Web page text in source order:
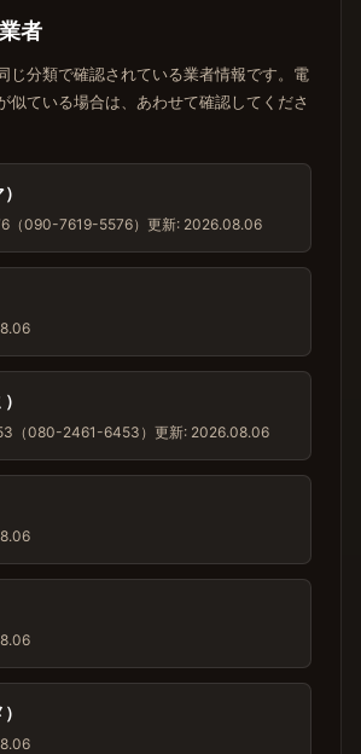
者
じ分類で確認されている業者情報です。電
似ている場合は、あわせて確認してくださ
（090-7619-5576） 更新: 2026.08.06
（080-2461-6453） 更新: 2026.08.06